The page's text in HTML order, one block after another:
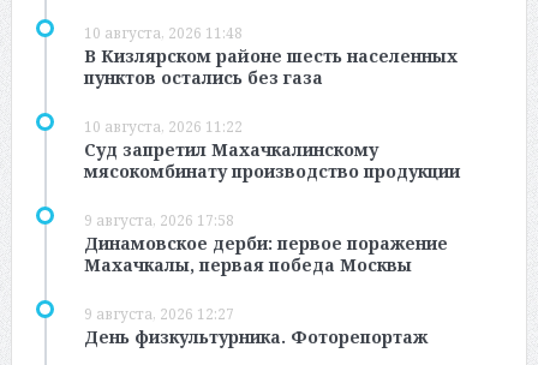
10 августа, 2026 11:48
В Кизлярском районе шесть населенных
пунктов остались без газа
10 августа, 2026 11:22
Суд запретил Махачкалинскому
мясокомбинату производство продукции
9 августа, 2026 17:58
Динамовское дерби: первое поражение
Махачкалы, первая победа Москвы
9 августа, 2026 12:27
День физкультурника. Фоторепортаж